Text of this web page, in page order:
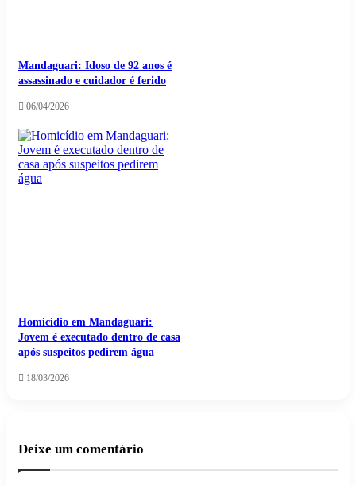
Mandaguari: Idoso de 92 anos é
assassinado e cuidador é ferido
06/04/2026
Homicídio em Mandaguari:
Jovem é executado dentro de casa
após suspeitos pedirem água
18/03/2026
Deixe um comentário